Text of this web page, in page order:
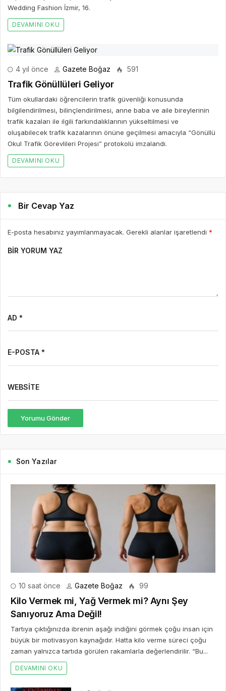
Wedding Fashion İzmir, 16.
DEVAMINI OKU
4 yıl önce Gazete Boğaz 591
Trafik Gönüllüleri Geliyor
Tüm okullardaki öğrencilerin trafik güvenliği konusunda
bilgilendirilmesi, bilinçlendirilmesi, anne baba ve aile bireylerinin
trafik kazaları ile ilgili farkındalıklarının yükseltilmesi ve
oluşabilecek trafik kazalarının önüne geçilmesi amacıyla “Gönüllü
Okul Trafik Görevlileri Projesi” protokolü imzalandı.
DEVAMINI OKU
Bir Cevap Yaz
E-posta hesabınız yayımlanmayacak. Gerekli alanlar işaretlendi *
BIR YORUM YAZ
AD *
E-POSTA *
WEBSITE
Yorumu Gönder
Son Yazılar
10 saat önce Gazete Boğaz 99
Kilo Vermek mi, Yağ Vermek mi? Aynı Şey
Sanıyoruz Ama Değil!
Tartıya çıktığınızda ibrenin aşağı indiğini görmek çoğu insan için
büyük bir motivasyon kaynağıdır. Hatta kilo verme süreci çoğu
zaman yalnızca tartıda görülen rakamlarla değerlendirilir. “Bu...
DEVAMINI OKU